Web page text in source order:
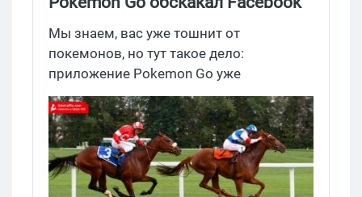
Мы знаем, вас уже тошнит от
покемонов, но тут такое дело:
приложение Pokemon Go уже
обошло Facebook по времени,
проведенному в аппе, – пользователи
тратят на него в среднем 33 минуты в
день, в то время как на фб – 22 минуты,
а на снапчат и твиттер – по 18 минут